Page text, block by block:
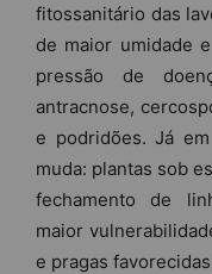
fitossanitário das
de maior umidade
pressão de
antracnose,
e podridões. Já
muda: plantas sob
fechamento de
maior
e pragas